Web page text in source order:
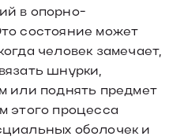
в опорно-
состояние может
человек замечает,
шнурки,
или поднять предмет
этого процесса
оболочек и